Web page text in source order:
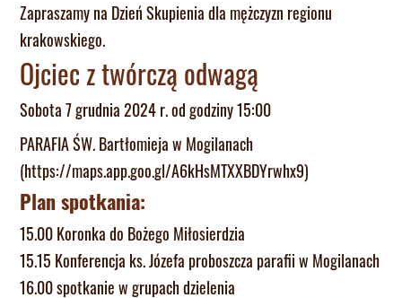
Zapraszamy na Dzień Skupienia dla mężczyzn regionu
krakowskiego.
Ojciec z twórczą odwagą
Sobota 7 grudnia 2024 r. od godziny 15:00
PARAFIA ŚW. Bartłomieja w Mogilanach
(https://maps.app.goo.gl/A6kHsMTXXBDYrwhx9)
Plan spotkania:
15.00 Koronka do Bożego Miłosierdzia
15.15 Konferencja ks. Józefa proboszcza parafii w Mogilanach
16.00 spotkanie w grupach dzielenia